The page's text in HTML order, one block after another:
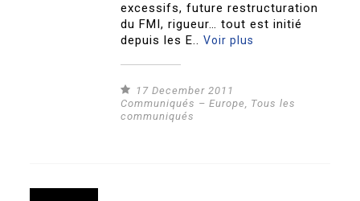
excessifs, future restructuration
du FMI, rigueur… tout est initié
depuis les E..Voir plus
17 December 2011
Communiqués – Europe, Tous les
communiqués